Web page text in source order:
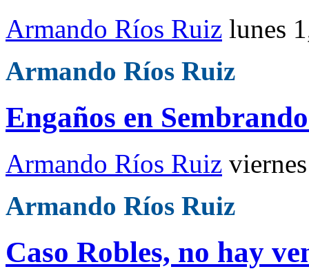
Armando Ríos Ruiz lunes
Armando Ríos Ruiz
Engaños en
Armando Ríos Ruiz
Armando Ríos Ruiz
Caso Robles, no hay